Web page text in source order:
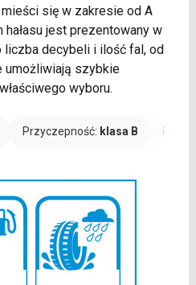
się w zakresie od A
jest prezentowany w
liczba decybeli i ilość fal, od
umożliwiają szybkie
wyboru.
Przyczepność: klasa B Hałas: